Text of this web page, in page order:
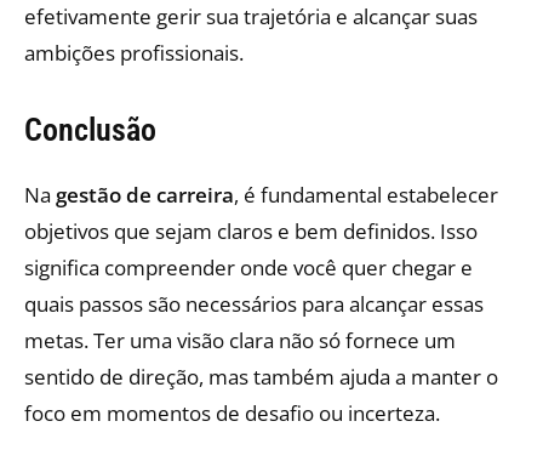
efetivamente gerir sua trajetória e alcançar suas
ambições profissionais.
Conclusão
Na gestão de carreira, é fundamental estabelecer
objetivos que sejam claros e bem definidos. Isso
significa compreender onde você quer chegar e
quais passos são necessários para alcançar essas
metas. Ter uma visão clara não só fornece um
sentido de direção, mas também ajuda a manter o
foco em momentos de desafio ou incerteza.